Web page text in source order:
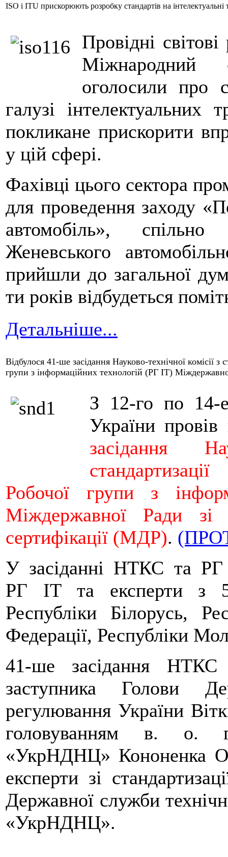
ISO і ITU прискорюють розробку стандартів на інтелектуальні
Провідні
Міжнародний
оголосили про
галузі
покликане прискорити
у цій сфері.
Фахівці цього сектора
для проведення заходу
автомобіль»,
Женевського
прийшли до загальної
ти років відбудеться
Детальніше...
Відбулося 41-ше засідання Науково-технічної комісії
групи з інформаційних технологій (РГ ІТ)
З 12-го по 14-
України
засідання
Робочої групи з
Міждержавної Ради зі
сертифікації (МДР).
У засіданні НТКС та
РГ ІТ та експерти з
Республіки Білорусь,
Федерації, Республіки
41-ше засідання НТКС
заступника Голови
регулювання України
головуванням в. о.
«УкрНДНЦ» Кононенка
експерти зі
Державної служби
«УкрНДНЦ».